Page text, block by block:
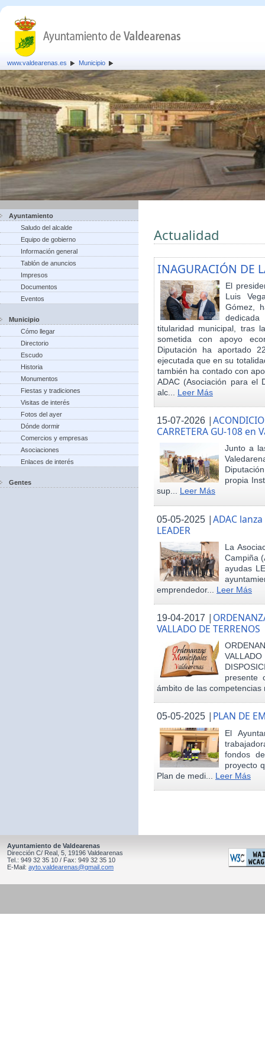
www.valdearenas.es Municipio
Ayuntamiento
Saludo del alcalde
Equipo de gobierno
Información general
Tablón de anuncios
Impresos
Documentos
Eventos
Municipio
Cómo llegar
Directorio
Escudo
Historia
Monumentos
Fiestas y tradiciones
Visitas de interés
Fotos del ayer
Dónde dormir
Comercios y empresas
Asociaciones
Enlaces de interés
Gentes
Actualidad
INAGURACIÓN DE
El
Luis
Gómez,
titularidad municipal, tras
sometida con apoyo
Diputación ha aportado
ejecutada que en su
también ha contado con
ADAC (Asociación para el
alc... Leer Más
15-07-2026 |
CARRETERA GU-108 en
Junto a
propia
sup... Leer Más
05-05-2025 |ADAC
LEADER
La
Campiña
ayudas
emprendedor... Leer Más
19-04-2017 |
VALLADO DE TERRENOS
presente
ámbito de las
05-05-2025 | PLAN DE
El
fondos
proyecto
Plan de medi... Leer Más
Ayuntamiento de Valdearenas
Dirección C/ Real, 5, 19196 Valdearenas
Tel.: 949 32 35 10 / Fax: 949 32 35 10
E-Mail: ayto.valdearenas@gmail.com